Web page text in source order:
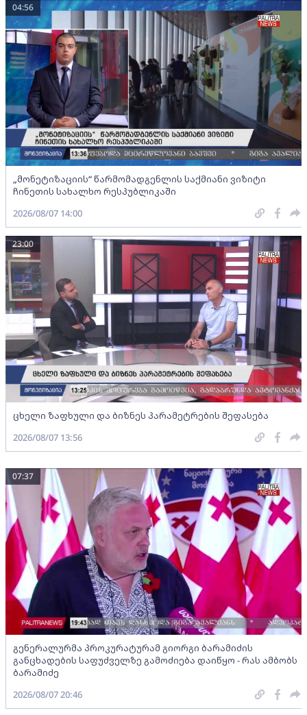
„მონეტიზაციის“ წარმომადგენლის საქმიანი ვიზიტი
ჩინეთის სახალხო რესპუბლიკაში
04:56
2026/08/07 14:00
ცხელი ზაფხული და ბიზნეს პარამეტრების შეფასება
23:00
2026/08/07 13:56
გენერალურმა პროკურატურამ გიორგი ბარამიძის
განცხადების საფუძველზე გამოძიება დაიწყო - რას ამბობს
ბარამიძე
07:37
2026/08/07 20:46